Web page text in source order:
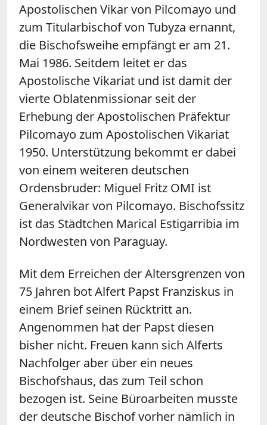
Apostolischen Vikar von Pilcomayo und
zum Titularbischof von Tubyza ernannt,
die Bischofsweihe empfängt er am 21.
Mai 1986. Seitdem leitet er das
Apostolische Vikariat und ist damit der
vierte Oblatenmissionar seit der
Erhebung der Apostolischen Präfektur
Pilcomayo zum Apostolischen Vikariat
1950. Unterstützung bekommt er dabei
von einem weiteren deutschen
Ordensbruder: Miguel Fritz OMI ist
Generalvikar von Pilcomayo. Bischofssitz
ist das Städtchen Marical Estigarribia im
Nordwesten von Paraguay.
Mit dem Erreichen der Altersgrenzen von
75 Jahren bot Alfert Papst Franziskus in
einem Brief seinen Rücktritt an.
Angenommen hat der Papst diesen
bisher nicht. Freuen kann sich Alferts
Nachfolger aber über ein neues
Bischofshaus, das zum Teil schon
bezogen ist. Seine Büroarbeiten musste
der deutsche Bischof vorher nämlich in